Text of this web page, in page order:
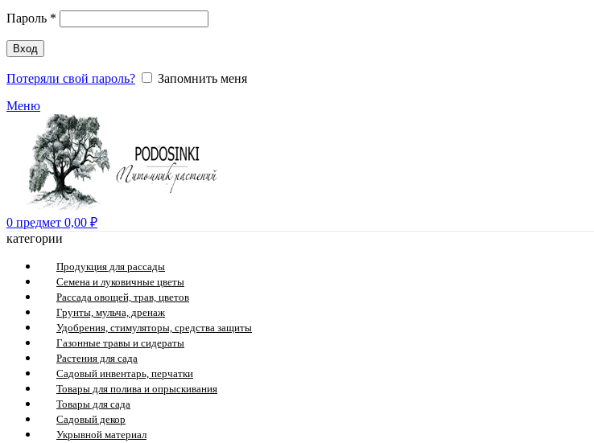
Пароль *
Вход
Потеряли свой пароль?
Запомнить меня
Меню
0 предмет 0,00 ₽
категории
Продукция для рассады
Семена и луковичные цветы
Рассада овощей, трав, цветов
Грунты, мульча, дренаж
Удобрения, стимуляторы, средства защиты
Газонные травы и сидераты
Растения для сада
Садовый инвентарь, перчатки
Товары для полива и опрыскивания
Товары для сада
Садовый декор
Укрывной материал